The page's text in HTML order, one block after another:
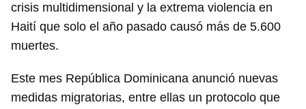
crisis multidimensional y la extrema violencia en
Haití que solo el año pasado causó más de 5.600
muertes.
Este mes República Dominicana anunció nuevas
medidas migratorias, entre ellas un protocolo que